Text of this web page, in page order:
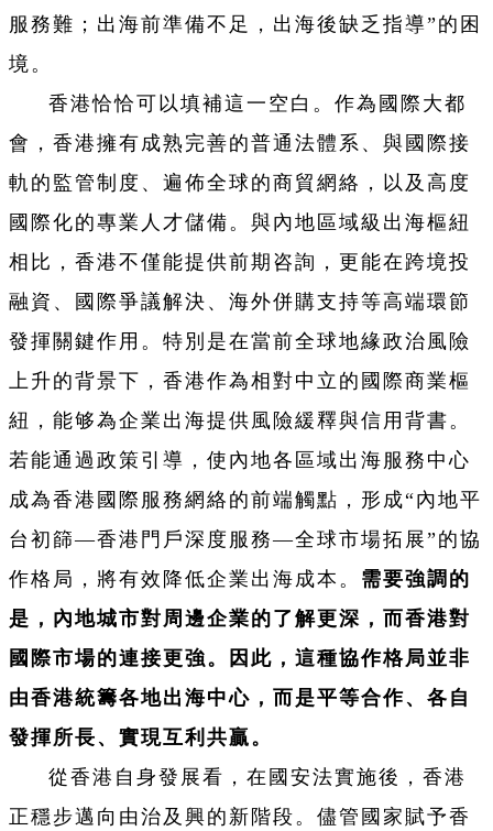
服務難；出海前準備不足，出海後缺乏指導”的困
境。
香港恰恰可以填補這一空白。作為國際大都
會，香港擁有成熟完善的普通法體系、與國際接
軌的監管制度、遍佈全球的商貿網絡，以及高度
國際化的專業人才儲備。與內地區域級出海樞紐
相比，香港不僅能提供前期咨詢，更能在跨境投
融資、國際爭議解決、海外併購支持等高端環節
發揮關鍵作用。特別是在當前全球地緣政治風險
上升的背景下，香港作為相對中立的國際商業樞
紐，能够為企業出海提供風險緩釋與信用背書。
若能通過政策引導，使內地各區域出海服務中心
成為香港國際服務網絡的前端觸點，形成“內地平
台初篩—香港門戶深度服務—全球市場拓展”的協
作格局，將有效降低企業出海成本。 需要強調的
是，內地城市對周邊企業的了解更深，而香港對
國際市場的連接更強。因此，這種協作格局並非
由香港統籌各地出海中心，而是平等合作、各自
發揮所長、實現互利共贏。
從香港自身發展看，在國安法實施後，香港
正穩步邁向由治及興的新階段。儘管國家賦予香